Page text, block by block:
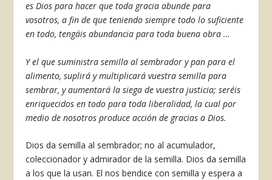
es Dios para hacer que toda gracia abunde para
vosotros, a fin de que teniendo siempre todo lo suficiente
en todo, tengáis abundancia para toda buena obra …
Y el que suministra semilla al sembrador y pan para el
alimento, suplirá y multiplicará vuestra semilla para
sembrar, y aumentará la siega de vuestra justicia; seréis
enriquecidos en todo para toda liberalidad, la cual por
medio de nosotros produce acción de gracias a Dios.
Dios da semilla al sembrador; no al acumulador,
coleccionador y admirador de la semilla. Dios da semilla
a los que la usan. El nos bendice con semi­lla y espera a